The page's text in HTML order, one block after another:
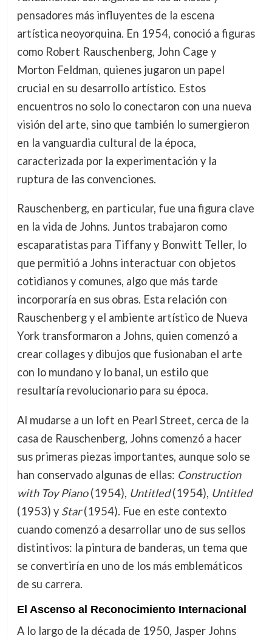
pensadores más influyentes de la escena
artística neoyorquina. En 1954, conoció a figuras
como Robert Rauschenberg, John Cage y
Morton Feldman, quienes jugaron un papel
crucial en su desarrollo artístico. Estos
encuentros no solo lo conectaron con una nueva
visión del arte, sino que también lo sumergieron
en la vanguardia cultural de la época,
caracterizada por la experimentación y la
ruptura de las convenciones.
Rauschenberg, en particular, fue una figura clave
en la vida de Johns. Juntos trabajaron como
escaparatistas para Tiffany y Bonwitt Teller, lo
que permitió a Johns interactuar con objetos
cotidianos y comunes, algo que más tarde
incorporaría en sus obras. Esta relación con
Rauschenberg y el ambiente artístico de Nueva
York transformaron a Johns, quien comenzó a
crear collages y dibujos que fusionaban el arte
con lo mundano y lo banal, un estilo que
resultaría revolucionario para su época.
Al mudarse a un loft en Pearl Street, cerca de la
casa de Rauschenberg, Johns comenzó a hacer
sus primeras piezas importantes, aunque solo se
han conservado algunas de ellas: Construction
with Toy Piano(1954), Untitled(1954), Untitled
(1953) y Star(1954). Fue en este contexto
cuando comenzó a desarrollar uno de sus sellos
distintivos: la pintura de banderas, un tema que
se convertiría en uno de los más emblemáticos
de su carrera.
El Ascenso al Reconocimiento Internacional
A lo largo de la década de 1950, Jasper Johns